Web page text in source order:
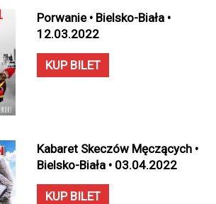
Porwanie • Bielsko-Biała •
12.03.2022
KUP BILET
Kabaret Skeczów Męczących •
Bielsko-Biała • 03.04.2022
KUP BILET